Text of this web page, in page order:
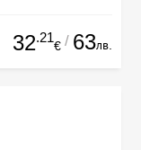
32.21
€ / 63лв.